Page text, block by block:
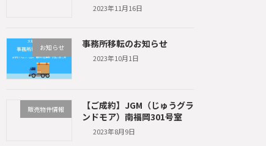
2023年11月16日
お知らせ 事務所移転のお知らせ
2023年10月1日
販売物件情報
【ご成約】JGM（じゅうグラ
ンドモア）南福岡301号室
2023年8月9日